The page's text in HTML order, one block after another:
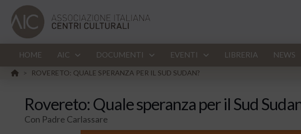
HOME AIC DOCUMENTI EVENTI LIBRERIA NEWS
HOME
> ROVERETO: QUALE SPERANZA PER IL SUD SUDAN?
Rovereto: Quale speranza per il Sud
Con Padre Carlassare